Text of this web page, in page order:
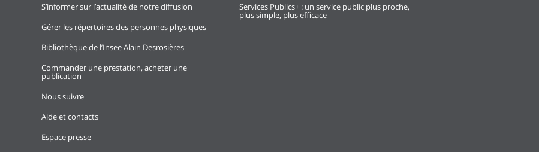
S’informer sur l’actualité de notre diffusion
Gérer les répertoires des personnes physiques
Bibliothèque de l’Insee Alain Desrosières
Commander une prestation, acheter une
publication
Nous suivre
Aide et contacts
Espace presse
Services Publics+ : un service public plus proche,
plus simple, plus efficace